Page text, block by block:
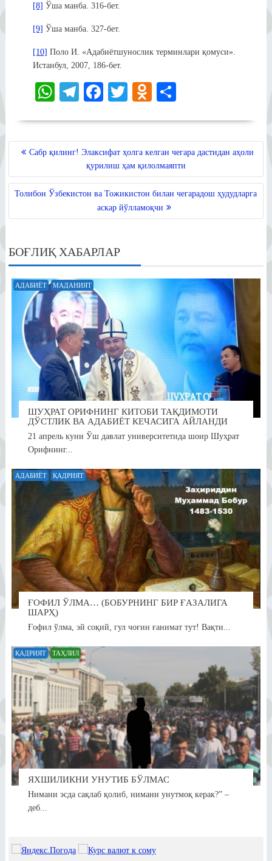
[8] Ўша манба. 316-бет.
[9] Ўша манба. 327-бет.
[10] Поло И. «Адабиётшунослик терминлари қомуси».
Истанбул, 2007, 186-бет.
W
A
Te
a
m
Fa
ok
T
r
O
la
ss
ni
ki
POST
MENYUSI
Сабр қилинг! Элаксифат ҳолга келган чегара дастидан аҳоли
қурилиш ҳам қилолмаяпти
Толибон Ўзбекистон ва Тожикистон билан чегарадош ҳудудларга
аскар йўлламоқчи
БОҒЛИҚ ХАБАРЛАР
АДАБИЁТ МАДАНИЯТ
ШУҲРАТ ОРИФНИНГ КИТОБИ ТАҚДИМОТИ
ДЎСТЛИК ВА АДАБИЁТ КЕЧАСИГА АЙЛАНДИ
21 апрель куни Ўш давлат университетида шоир Шуҳрат
Орифнинг...
АДАБИЁТ ҚАДРИЯТ
ҒОФИЛ ЎЛМА… (БОБУРНИНГ БИР ҒАЗАЛИГА
ШАРҲ)
Ғофил ўлма, эй соқий, гул чоғин ғанимат тут! Вақти...
ҚАДРИЯТ ТАҲЛИЛ
ЯХШИЛИКНИ УНУТИБ БЎЛМАС
Нимани эсда сақлаб қолиб, нимани унутмоқ керак?” –
деб...